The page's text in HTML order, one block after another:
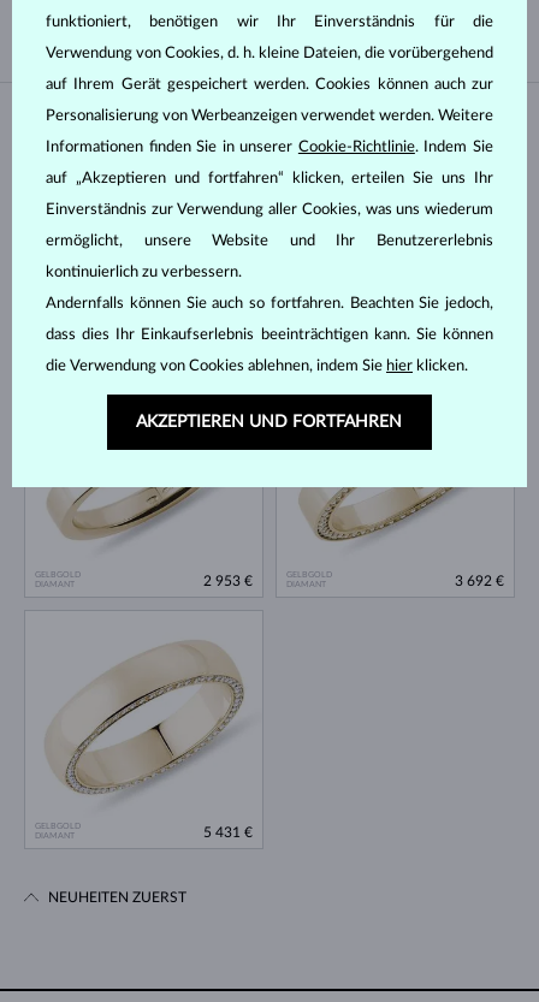
DIAMANT
3 083 €
DIAMANT
4 692 €
GELBGOLD
DIAMANT
2 953 €
GELBGOLD
DIAMANT
3 692 €
GELBGOLD
DIAMANT
5 431 €
NEUHEITEN ZUERST
funktioniert, benötigen wir Ihr Einverständnis für die
Verwendung von Cookies, d. h. kleine Dateien, die vorübergehend
auf Ihrem Gerät gespeichert werden. Cookies können auch zur
Personalisierung von Werbeanzeigen verwendet werden. Weitere
Informationen finden Sie in unserer Cookie-Richtlinie. Indem Sie
auf „Akzeptieren und fortfahren“ klicken, erteilen Sie uns Ihr
Einverständnis zur Verwendung aller Cookies, was uns wiederum
ermöglicht, unsere Website und Ihr Benutzererlebnis
kontinuierlich zu verbessern.
Andernfalls können Sie auch so fortfahren. Beachten Sie jedoch,
dass dies Ihr Einkaufserlebnis beeinträchtigen kann. Sie können
die Verwendung von Cookies ablehnen, indem Sie hier klicken.
AKZEPTIEREN UND FORTFAHREN